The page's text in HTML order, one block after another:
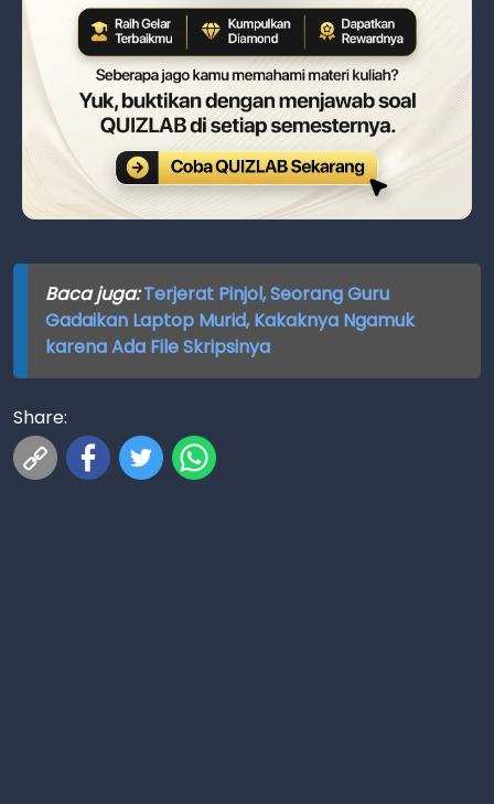
Baca juga:Terjerat Pinjol, Seorang Guru
Gadaikan Laptop Murid, Kakaknya Ngamuk
karena Ada File Skripsinya
Share: